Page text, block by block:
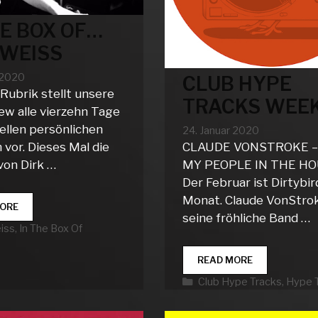
BOX OF…
WEISS
stellt unsere
alle vierzehn Tage
persönlichen
vor. Dieses Mal die
Dirk …
IN
THE
BOX
, In The Box Of
CLUB HYPE
TRACKS
24. Januar 2020
CLAUDE VONSTROKE
MY PEOPLE IN THE
Der Februar ist
Monat. Claude
seine fröhliche Band …
READ MORECLUB
HYPE
TRACKS
04
Kategorien
Club Hype Tracks, Hype